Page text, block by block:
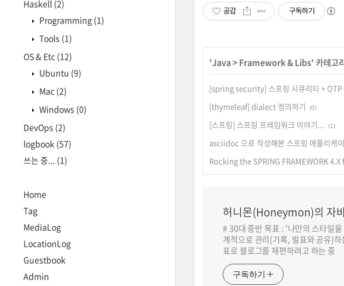
Haskell (2)
Programming (1)
Tools (1)
OS & Etc (12)
Ubuntu (9)
Mac (2)
Windows (0)
DevOps (2)
logbook (57)
쓰는 중... (1)
Home
Tag
MediaLog
LocationLog
Guestbook
Admin
공감 구독하기
'Java> Framework & Libs' 카테고
[spring security] 스프링 시큐리티 + OTP
[thymeleaf] dialect 정의하기
(0)
[스프링] 스프링 프레임워크 이야기...
(1)
asciidoc 으로 작성해본 스프링 애플리케
Rocking the SPRING FRAMEWORK 4.X
허니몬(Honeymon)의 자
# 30대 중반 목표 : '나만의 스타일
계적으로 관리(기록, 발표와 공유)
표로 블로그를 재편하려고 하는 중
구독하기